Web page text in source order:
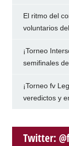
El ritmo del
voluntarios
¡Torneo
semifinales
¡Torneo fv
veredictos y
Twitter: